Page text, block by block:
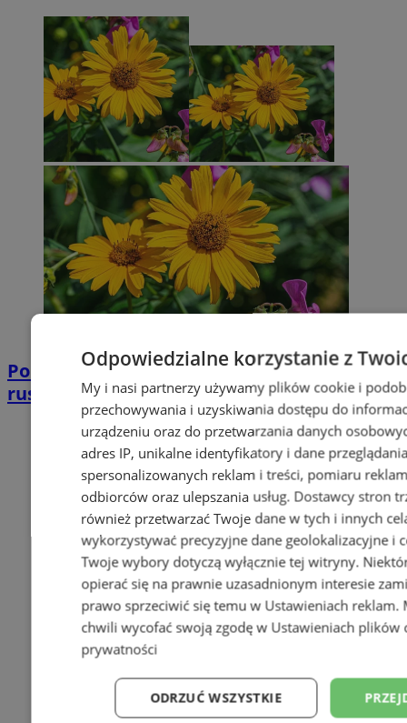
Pokaż swój kwitnący balkon. W Tychach
ruszyła trzecia edycja konkursu
Odpowiedzialne korzystanie z
My i nasi partnerzy używamy plików cookie i
przechowywania i uzyskiwania dostępu do
urządzeniu oraz do przetwarzania danych
adres IP, unikalne identyfikatory i dane
spersonalizowanych reklam i treści, pomiaru
odbiorców oraz ulepszania usług. Dostawcy stron
również przetwarzać Twoje dane w tych i innych
wykorzystywać precyzyjne dane geolokalizacyjne i
Twoje wybory dotyczą wyłącznie tej witryny.
opierać się na prawnie uzasadnionym interesie
prawo sprzeciwić się temu w Ustawieniach reklam.
chwili wycofać swoją zgodę w Ustawieniach plików
prywatności
ODRZUĆ WSZYSTKIE